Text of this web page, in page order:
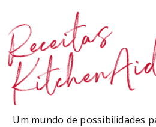
Receitas
Um mundo de possibilidades